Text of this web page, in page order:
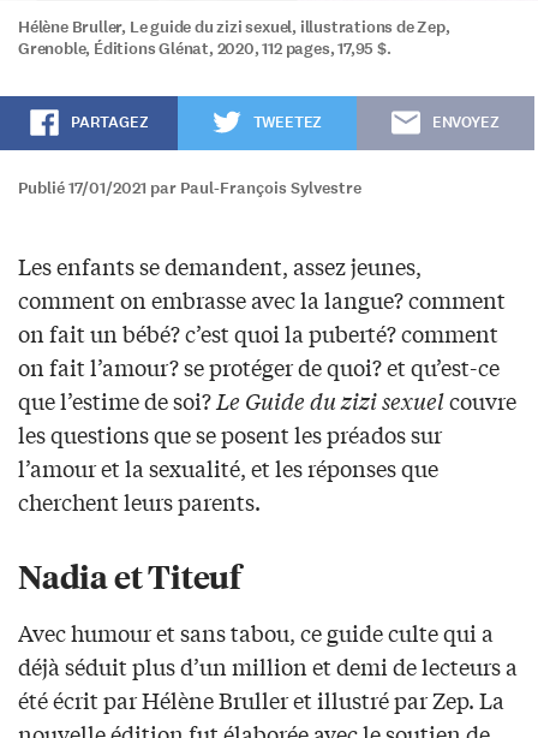
Hélène Bruller, Le guide du zizi sexuel, illustrations de Zep,
Grenoble, Éditions Glénat, 2020, 112 pages, 17,95 $.
PARTAGEZ TWEETEZ ENVOYEZ
Publié 17/01/2021 par Paul-François Sylvestre
Les enfants se demandent, assez jeunes,
comment on embrasse avec la langue? comment
on fait un bébé? c’est quoi la puberté? comment
on fait l’amour? se protéger de quoi? et qu’est-ce
que l’estime de soi?Le Guide du zizi sexuelcouvre
les questions que se posent les préados sur
l’amour et la sexualité, et les réponses que
cherchent leurs parents.
Nadia et Titeuf
Avec humour et sans tabou, ce guide culte qui a
déjà séduit plus d’un million et demi de lecteurs a
été écrit par Hélène Bruller et illustré par Zep. La